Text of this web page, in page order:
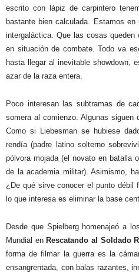
escrito con lápiz de carpintero
bastante bien calculada. Estamos
intergaláctica. Que las cosas
en situación de combate. Todo va
hasta llegar al inevitable showdown,
azar de la raza entera.
Poco interesan las subtramas de
somera al comienzo. Algunas siguen
Como si Liebesman se hubiese
rendía (padre latino solterno
pólvora mojada (el novato en batalla
de la academia militar). Asimismo,
¿De qué sirve conocer el punto débil
lo que interesa es eliminar la base
Desde que Spielberg homenajeó a
Mundial en Rescatando al Soldado
forma de filmar la guerra es la
ensangrentada, con balas razantes,